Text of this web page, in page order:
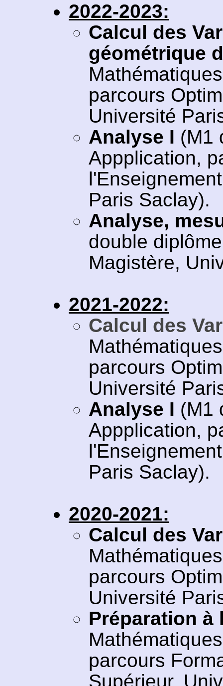
2022-2023:
Calcul des
géométrique
parcours
Université
Analyse I (M1
Appplication,
Paris Saclay).
Analyse,
double
Magistère,
2021-2022:
Calcul des
parcours
Université
Analyse I (M1
Appplication,
Paris Saclay).
2020-2021:
Calcul des
parcours
Université
Préparation à
parcours
Supérieur,